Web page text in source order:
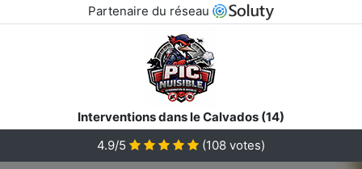
Partenaire du réseau
Interventions dans le Calvados (14)
4.9/5 (108 votes)